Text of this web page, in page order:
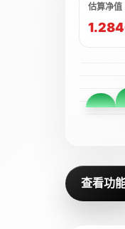
估算净值
查看功